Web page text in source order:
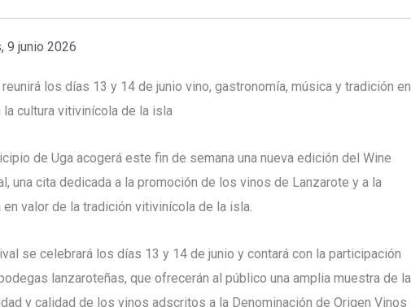
9 junio 2026
los días 13 y 14 de junio vino, gastronomía, música y tradición en
la cultura vitivinícola de la isla
de Uga acogerá este fin de semana una nueva edición del Wine
una cita dedicada a la promoción de los vinos de Lanzarote y a la
valor de la tradición vitivinícola de la isla.
se celebrará los días 13 y 14 de junio y contará con la participación
lanzaroteñas, que ofrecerán al público una amplia muestra de la
y calidad de los vinos adscritos a la Denominación de Origen Vinos